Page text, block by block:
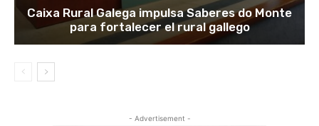
Caixa Rural Galega impulsa Saberes do Monte
para fortalecer el rural gallego
- Advertisement -